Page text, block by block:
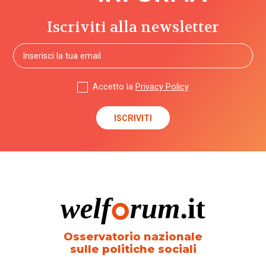
Iscriviti alla newsletter
Accetto la Privacy Policy
Osservatorio nazionale
sulle politiche sociali